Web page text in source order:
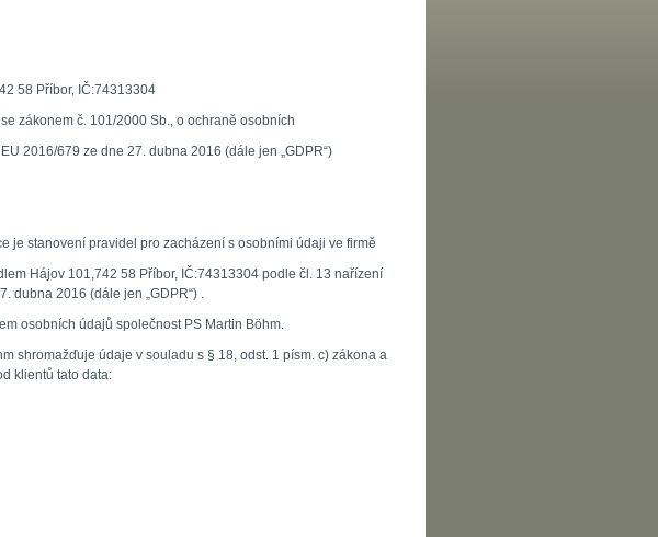
58 Příbor, IČ:74313304
zákonem č. 101/2000 Sb., o ochraně osobních
2016/679 ze dne 27. dubna 2016 (dále jen „GDPR“)
je stanovení pravidel pro zacházení s osobními údaji ve firmě
Hájov 101,742 58 Příbor, IČ:74313304 podle čl. 13 nařízení
dubna 2016 (dále jen „GDPR“) .
osobních údajů společnost PS Martin Böhm.
shromažďuje údaje v souladu s § 18, odst. 1 písm. c) zákona a
klientů tato data: